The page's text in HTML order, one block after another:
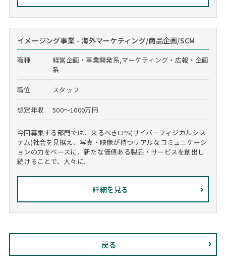
イメージング事業 - 海外マーケティング/商品企画/SCM
職種
経営企画・事業開発系,マーケティング・広報・企画
系
職位 スタッフ
想定年収 500～1000万円
今回募集する部門では、来るべきCPS(サイバーフィジカルシス
テム)社会を見据え、写真・映像が持つリアルなコミュニケーシ
ョンの力をベースに、新たな価値ある製品・サービスを創出し
続けることで、人々に...
詳細を見る
戻る